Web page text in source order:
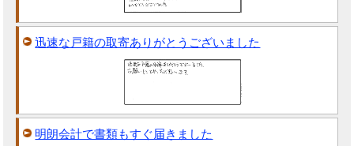
迅速な戸籍の取寄ありがとうございました
明朗会計で書類もすぐ届きました